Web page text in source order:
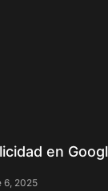
en
6, 2025